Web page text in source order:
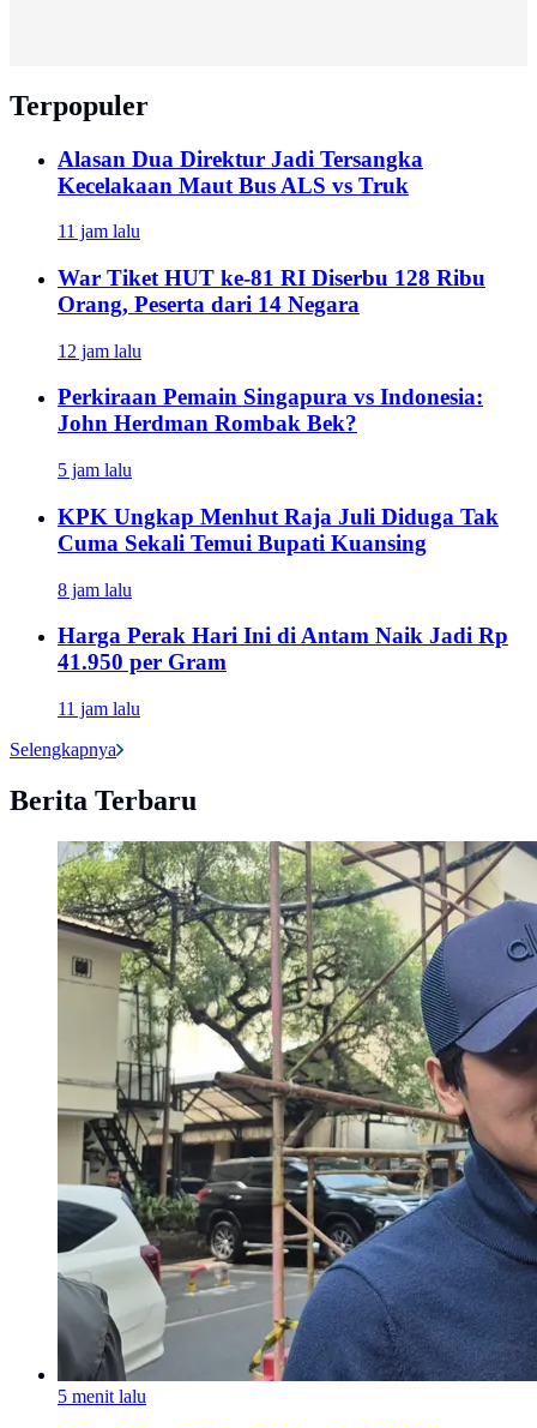
Terpopuler
Alasan Dua Direktur Jadi Tersangka
Kecelakaan Maut Bus ALS vs Truk
11 jam lalu
War Tiket HUT ke-81 RI Diserbu 128 Ribu
Orang, Peserta dari 14 Negara
12 jam lalu
Perkiraan Pemain Singapura vs Indonesia:
John Herdman Rombak Bek?
5 jam lalu
KPK Ungkap Menhut Raja Juli Diduga Tak
Cuma Sekali Temui Bupati Kuansing
8 jam lalu
Harga Perak Hari Ini di Antam Naik Jadi Rp
41.950 per Gram
11 jam lalu
Selengkapnya
Berita Terbaru
5 menit lalu